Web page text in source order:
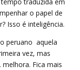
o papel de
Isso é inteligência.
peruano  aquela
vez, mas
Fica mais